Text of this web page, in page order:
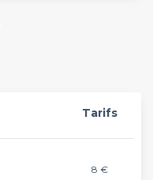
Tarifs
8 €